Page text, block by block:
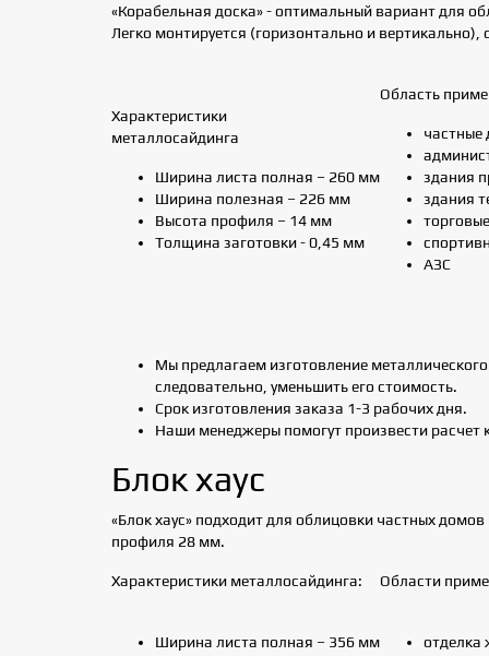
«Корабельная доска» - оптимальный вариант для
Легко монтируется (горизонтально и
Характеристики
металлосайдинга
Ширина листа полная – 260 мм
Ширина полезная – 226 мм
Высота профиля – 14 мм
Толщина заготовки - 0,45 мм
Область
частные
здания
здания
АЗС
Мы предлагаем изготовление
следовательно, уменьшить его стоимость.
Срок изготовления заказа 1-3 рабочих дня.
Наши менеджеры помогут произвести
Блок хаус
«Блок хаус» подходит для облицовки частных
профиля 28 мм.
Характеристики металлосайдинга:
Ширина листа полная – 356 мм
Области
отделка